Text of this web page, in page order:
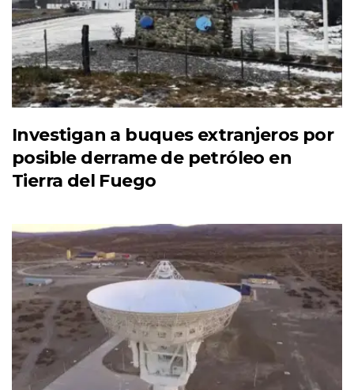
Investigan a buques extranjeros por
posible derrame de petróleo en
Tierra del Fuego